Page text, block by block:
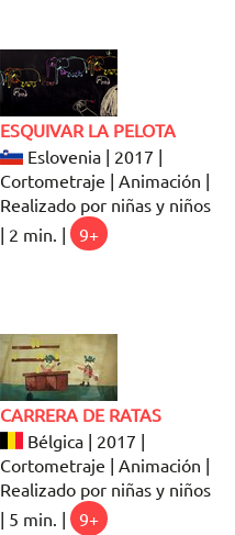
ESQUIVAR LA PELOTA
Eslovenia | 2017 |
Cortometraje | Animación |
Realizado por niñas y niños
| 2 min. |
9+
CARRERA DE RATAS
Bélgica | 2017 |
Cortometraje | Animación |
Realizado por niñas y niños
| 5 min. |
9+